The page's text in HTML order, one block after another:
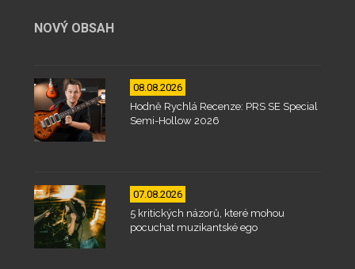
NOVÝ OBSAH
08.08.2026
Hodně Rychlá Recenze: PRS SE Special
Semi-Hollow 2026
07.08.2026
5 kritických názorů, které mohou
pocuchat muzikantské ego